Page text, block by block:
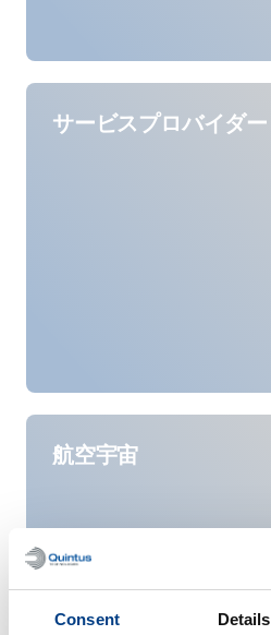
Consent Details
サービスプロバイダー
航空宇宙